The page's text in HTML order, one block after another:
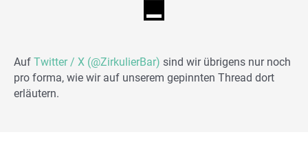
Auf Twitter / X (@ZirkulierBar) sind wir übrigens nur noch
pro forma, wie wir auf unserem gepinnten Thread dort
erläutern.